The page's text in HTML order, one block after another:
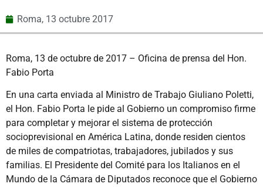
Roma, 13 octubre 2017
Roma, 13 de octubre de 2017 – Oficina de prensa del Hon.
Fabio Porta
En una carta enviada al Ministro de Trabajo Giuliano Poletti,
el Hon. Fabio Porta le pide al Gobierno un compromiso firme
para completar y mejorar el sistema de protección
socioprevisional en América Latina, donde residen cientos
de miles de compatriotas, trabajadores, jubilados y sus
familias. El Presidente del Comité para los Italianos en el
Mundo de la Cámara de Diputados reconoce que el Gobierno